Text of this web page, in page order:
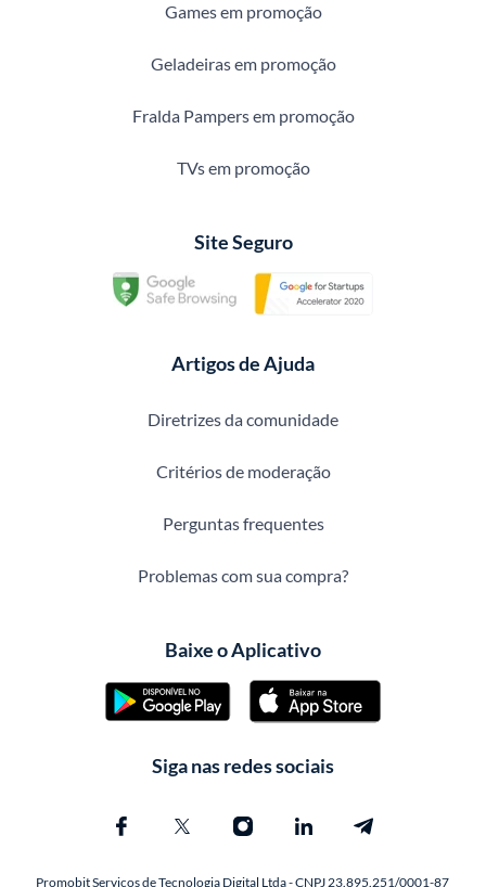
Games em promoção
Geladeiras em promoção
Fralda Pampers em promoção
TVs em promoção
Site Seguro
Artigos de Ajuda
Diretrizes da comunidade
Critérios de moderação
Perguntas frequentes
Problemas com sua compra?
Baixe o Aplicativo
Siga nas redes sociais
Promobit Servicos de Tecnologia Digital Ltda - CNPJ 23.895.251/0001-87